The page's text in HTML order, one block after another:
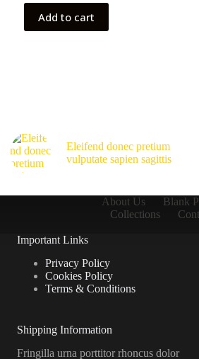
Add to cart
Eleifend donec pretium
vulputate sapien sagittis
About Us Blank
Collections
Important Links
Privacy Policy
Cookies Policy
Terms & Conditions
Shipping Information
Fringilla urna porttitor rhoncus dolor